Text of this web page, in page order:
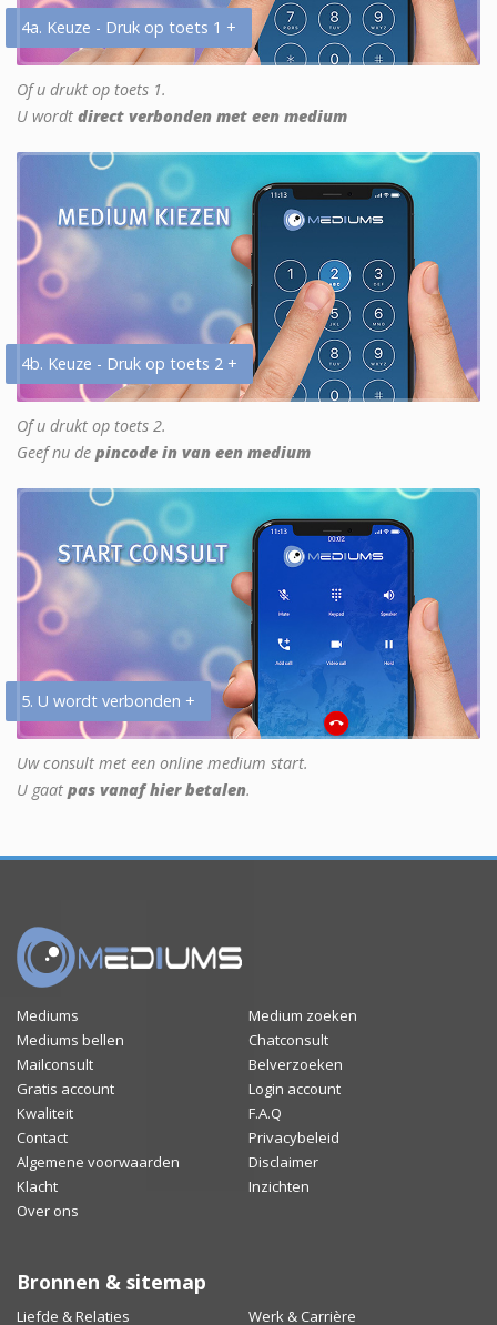
4a. Keuze - Druk op toets 1 +
Of u drukt op toets 1.
U wordt direct verbonden met een medium
4b. Keuze - Druk op toets 2 +
Of u drukt op toets 2.
Geef nu de pincode in van een medium
5. U wordt verbonden +
Uw consult met een online medium start.
U gaat pas vanaf hier betalen.
Mediums
Medium zoeken
Mediums bellen
Chatconsult
Mailconsult
Belverzoeken
Gratis account
Login account
Kwaliteit
F.A.Q
Contact
Privacybeleid
Algemene voorwaarden
Disclaimer
Klacht
Inzichten
Over ons
Bronnen & sitemap
Liefde & Relaties Werk & Carrière